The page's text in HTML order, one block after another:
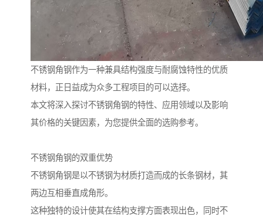
不锈钢角钢作为一种兼具结构强度与耐腐蚀特性的优质
材料，正日益成为众多工程项目的可以选择。
本文将深入探讨不锈钢角钢的特性、应用领域以及影响
其价格的关键因素，为您提供全面的选购参考。
不锈钢角钢的双重优势
不锈钢角钢是以不锈钢为材质打造而成的长条钢材，其
两边互相垂直成角形。
这种独特的设计使其在结构支撑方面表现出色，同时不